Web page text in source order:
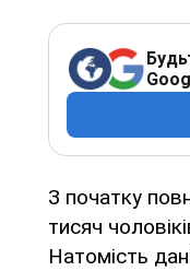
З початку
тисяч
Натомість